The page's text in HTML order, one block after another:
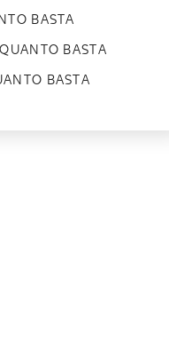
BASTA
QUANTO BASTA
BASTA